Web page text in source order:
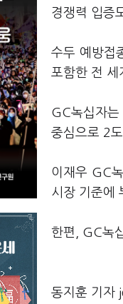
경쟁력 입증
수두 예방접
포함한 전 세
GC녹십자
중심으로 2
이재우 GC
시장 기준에
한편, GC녹
동지훈 기